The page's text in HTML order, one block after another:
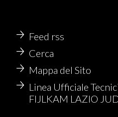
Feed rss
Cerca
Mappa del Sito
Linea Ufficiale
FIJLKAM LAZIO